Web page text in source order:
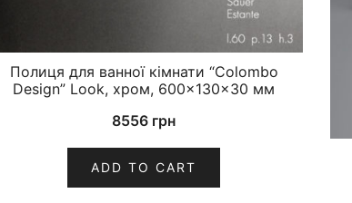
Полиця для ванної кімнати “Colombo
Design” Look, хром, 600×130×30 мм
8556 грн
ADD TO CART